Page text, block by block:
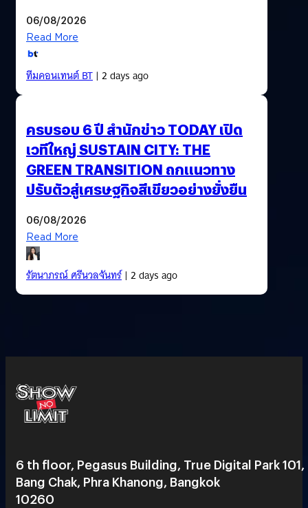
06/08/2026
Read More
ทีมคอนเทนต์ BT| 2 days ago
ครบรอบ 6 ปี สำนักข่าว TODAY เปิด
เวทีใหญ่ SUSTAIN CITY: THE
GREEN TRANSITION ถกแนวทาง
ปรับตัวสู่เศรษฐกิจสีเขียวอย่างยั่งยืน
06/08/2026
Read More
รัตนาภรณ์ ศรีนวลจันทร์| 2 days ago
6 th floor, Pegasus Building, True Digital Park 101,
Bang Chak, Phra Khanong, Bangkok
10260